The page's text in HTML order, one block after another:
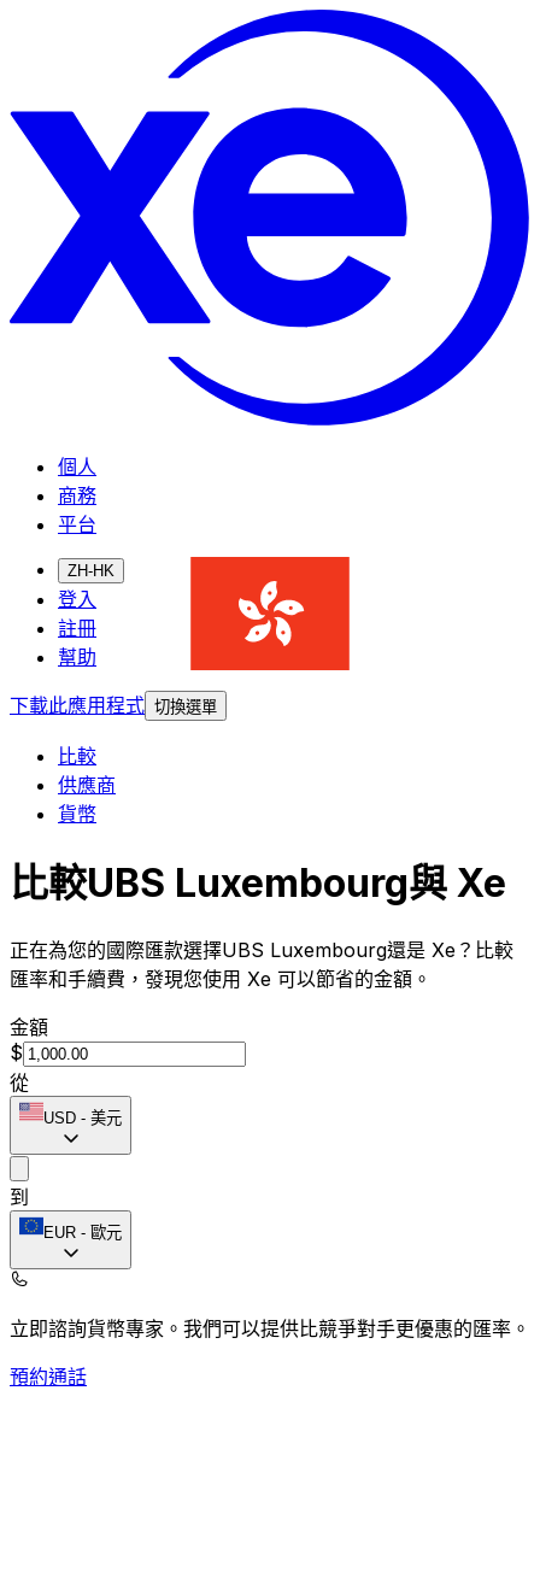
個人
商務
平台
ZH-HK
登入
註冊
幫助
下載此應用程式 切換選單
比較
供應商
貨幣
比較UBS Luxembourg與 Xe
正在為您的國際匯款選擇UBS Luxembourg還是 Xe？比較
匯率和手續費，發現您使用 Xe 可以節省的金額。
金額
$
從
USD - 美元
到
EUR - 歐元
立即諮詢貨幣專家。 我們可以提供比競爭對手更優惠的匯率。
預約通話